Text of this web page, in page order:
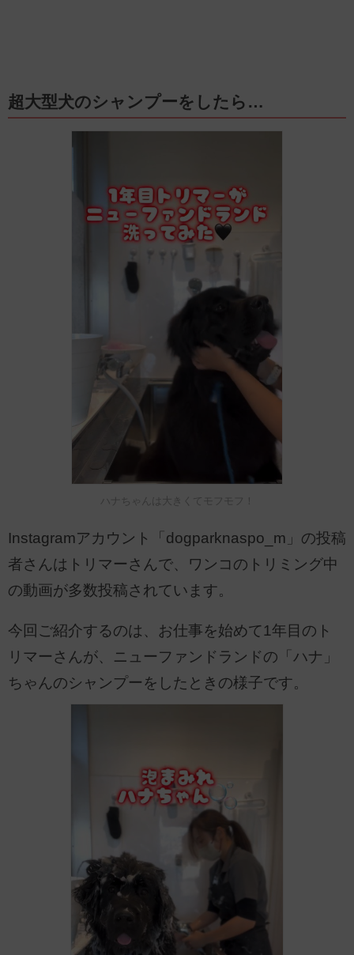
超大型犬のシャンプーをしたら…
ハナちゃんは大きくてモフモフ！
Instagramアカウント「dogparknaspo_m」の投稿
者さんはトリマーさんで、ワンコのトリミング中
の動画が多数投稿されています。
今回ご紹介するのは、お仕事を始めて1年目のト
リマーさんが、ニューファンドランドの「ハナ」
ちゃんのシャンプーをしたときの様子です。